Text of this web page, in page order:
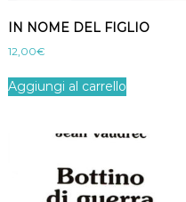
àIN NOME DEL FIGLIO
12,00€
Aggiungi al carrello